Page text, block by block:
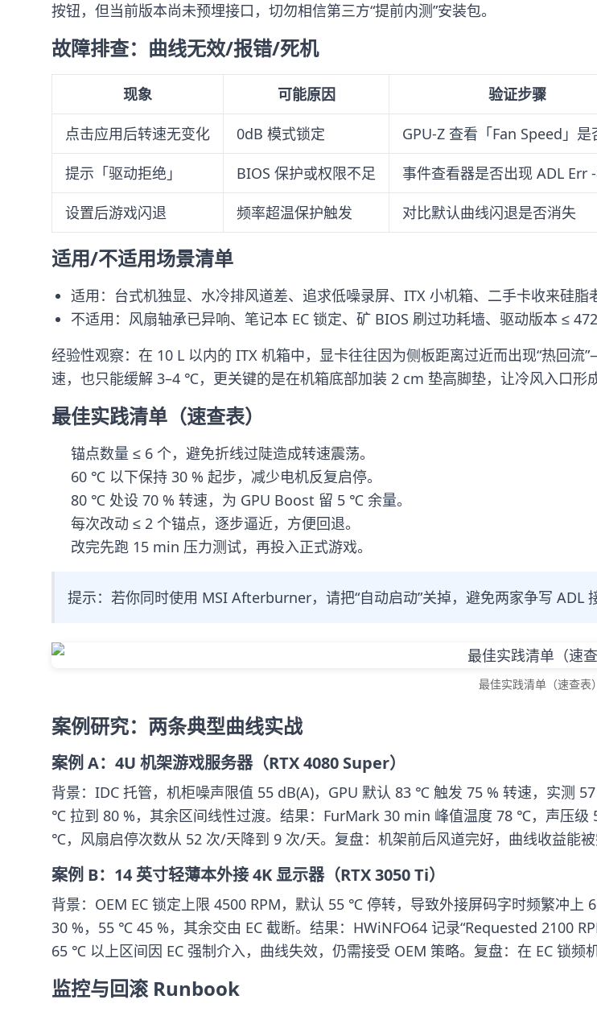
按钮，但当前版本尚未预埋接口，切勿相信第三方“提前内测”安装包。
故障排查：曲线无效/报错/死机
现象 可能原因 验证步骤
点击应用后转速无变化 0dB 模式锁定 GPU-Z 查看「Fan Speed」是
提示「驱动拒绝」 BIOS 保护或权限不足 事件查看器是否出现 ADL Err
设置后游戏闪退 频率超温保护触发 对比默认曲线闪退是否消失
适用/不适用场景清单
适用：台式机独显、水冷排风道差、追求低噪录屏、ITX 小机箱、二手卡收来硅脂
不适用：风扇轴承已异响、笔记本 EC 锁定、矿 BIOS 刷过功耗墙、驱动版本 ≤
经验性观察：在 10 L 以内的 ITX 机箱中，显卡往往因为侧板距离过近而出现“热回
速，也只能缓解 3–4 ℃，更关键的是在机箱底部加装 2 cm 垫高脚垫，让冷风入口形
最佳实践清单（速查表）
锚点数量 ≤ 6 个，避免折线过陡造成转速震荡。
60 ℃ 以下保持 30 % 起步，减少电机反复启停。
80 ℃ 处设 70 % 转速，为 GPU Boost 留 5 ℃ 余量。
每次改动 ≤ 2 个锚点，逐步逼近，方便回退。
改完先跑 15 min 压力测试，再投入正式游戏。
提示：若你同时使用 MSI Afterburner，请把“自动启动”关掉，避免两家争写 ADL
最佳实践清单（速查表）
案例研究：两条典型曲线实战
案例 A：4U 机架游戏服务器（RTX 4080 Super）
背景：IDC 托管，机柜噪声限值 55 dB(A)，GPU 默认 83 ℃ 触发 75 % 转速，实测
℃ 拉到 80 %，其余区间线性过渡。结果：FurMark 30 min 峰值温度 78 ℃，声压级
℃，风扇启停次数从 52 次/天降到 9 次/天。复盘：机架前后风道完好，曲线收益能被
案例 B：14 英寸轻薄本外接 4K 显示器（RTX 3050 Ti）
背景：OEM EC 锁定上限 4500 RPM，默认 55 ℃ 停转，导致外接屏码字时频繁冲
30 %，55 ℃ 45 %，其余交由 EC 截断。结果：HWiNFO64 记录“Requested 2100
65 ℃ 以上区间因 EC 强制介入，曲线失效，仍需接受 OEM 策略。复盘：在 EC 锁频
监控与回滚 Runbook